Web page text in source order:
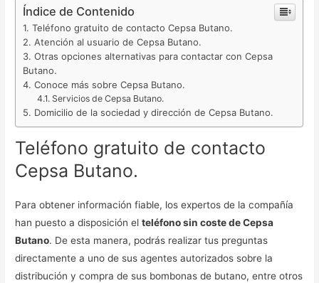
Índice de Contenido
Teléfono gratuito de contacto Cepsa Butano.
Atención al usuario de Cepsa Butano.
Otras opciones alternativas para contactar con Cepsa
Butano.
Conoce más sobre Cepsa Butano.
Servicios de Cepsa Butano.
Domicilio de la sociedad y dirección de Cepsa Butano.
Teléfono gratuito de contacto
Cepsa Butano.
Para obtener información fiable, los expertos de la compañía
han puesto a disposición elteléfono sin coste de Cepsa
Butano. De esta manera, podrás realizar tus preguntas
directamente a uno de sus agentes autorizados sobre la
distribución y compra de sus bombonas de butano, entre otros